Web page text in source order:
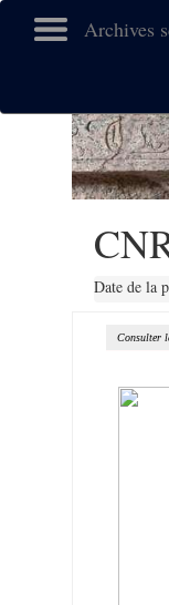
Archives
Date de la
Consulter